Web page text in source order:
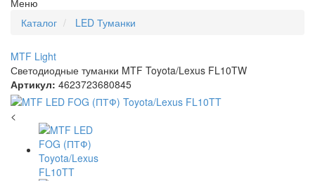
Меню
Каталог
LED Туманки
MTF Light
Светодиодные туманки MTF Toyota/Lexus FL10TW
Артикул: 4623723680845
<